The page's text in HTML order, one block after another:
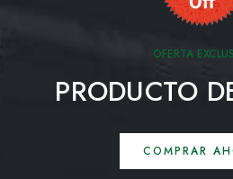
OFERTA
PRODUCTO
COMPRAR